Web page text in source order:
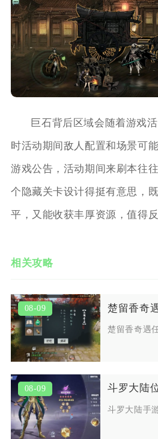
巨石背后区域会随着游戏
时活动期间敌人配置和场景可
游戏公告，活动期间来刷本往
个隐藏关卡设计得挺有意思，
平，又能收获丰厚资源，值得反
相关攻略
08-09
楚留香奇遇
08-09
斗罗大陆手